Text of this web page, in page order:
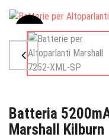
Sale
Batteria
Marshall